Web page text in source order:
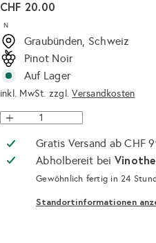
Normaler
Preis
CHF 20.00
N
Graubünden, Schweiz
Pinot Noir
Auf Lager
inkl. MwSt. zzgl.Versandkosten
Gratis Versand ab CHF
Abholbereit bei
Gewöhnlich fertig in 24
Standortinformationen